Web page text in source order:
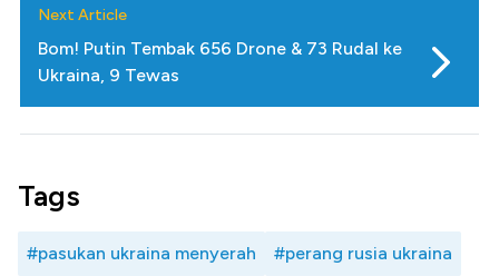
Next Article
Bom! Putin Tembak 656 Drone & 73 Rudal ke
Ukraina, 9 Tewas
Tags
#pasukan ukraina menyerah #perang rusia ukraina